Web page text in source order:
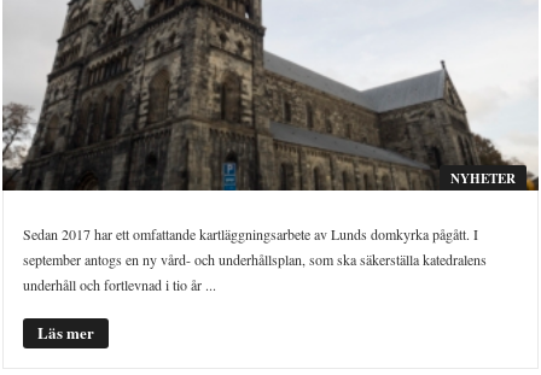
NYHETER
Sedan 2017 har ett omfattande kartläggningsarbete av Lunds domkyrka pågått. I
september antogs en ny vård- och underhållsplan, som ska säkerställa katedralens
underhåll och fortlevnad i tio år ...
Läs mer